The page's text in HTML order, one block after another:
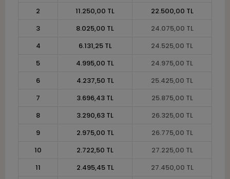
2
11.250,00 TL
22.500,00 TL
3
8.025,00 TL
24.075,00 TL
4
6.131,25 TL
24.525,00 TL
5
4.995,00 TL
24.975,00 TL
6
4.237,50 TL
25.425,00 TL
7
3.696,43 TL
25.875,00 TL
8
3.290,63 TL
26.325,00 TL
9
2.975,00 TL
26.775,00 TL
10
2.722,50 TL
27.225,00 TL
11
2.495,45 TL
27.450,00 TL